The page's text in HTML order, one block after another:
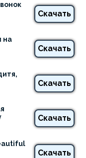
Скачать
на
Скачать
Скачать
Скачать
Скачать